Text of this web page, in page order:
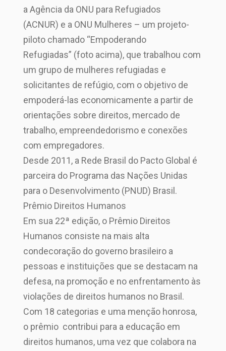
a Agência da ONU para Refugiados
(ACNUR) e a ONU Mulheres – um projeto-
piloto chamado “Empoderando
Refugiadas” (foto acima), que trabalhou com
um grupo de mulheres refugiadas e
solicitantes de refúgio, com o objetivo de
empoderá-las economicamente a partir de
orientações sobre direitos, mercado de
trabalho, empreendedorismo e conexões
com empregadores.
Desde 2011, a Rede Brasil do Pacto Global é
parceira do Programa das Nações Unidas
para o Desenvolvimento (PNUD) Brasil.
Prêmio Direitos Humanos
Em sua 22ª edição, o Prêmio Direitos
Humanos consiste na mais alta
condecoração do governo brasileiro a
pessoas e instituições que se destacam na
defesa, na promoção e no enfrentamento às
violações de direitos humanos no Brasil.
Com 18 categorias e uma menção honrosa,
o prêmio contribui para a educação em
direitos humanos, uma vez que colabora na